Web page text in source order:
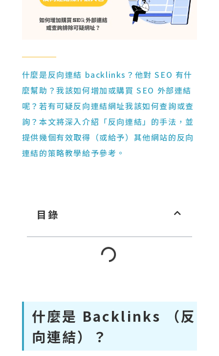
什麼是反向連結 backlinks？他對 SEO 有什
麼幫助？我該如何增加或購買 SEO 外部連結
呢？若有可疑反向連結網址我該如何查詢或查
詢？本文將深入介紹「反向連結」的手法，並
提供幾個有效取得（或給予）其他網站的反向
連結的策略教學給予參考。
目錄
什麼是 Backlinks （反
向連結）？